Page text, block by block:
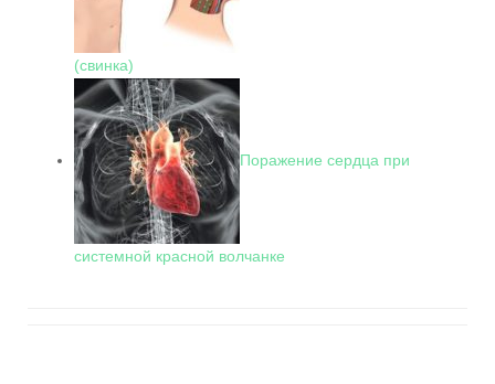
(свинка)
Поражение сердца при
системной красной волчанке